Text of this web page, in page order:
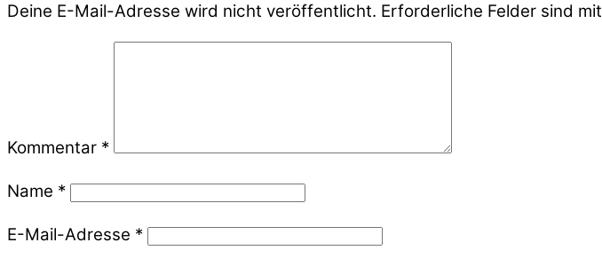
Deine E-Mail-Adresse wird nicht veröffentlicht. Erforderliche Felder sind mit
Kommentar *
Name *
E-Mail-Adresse *